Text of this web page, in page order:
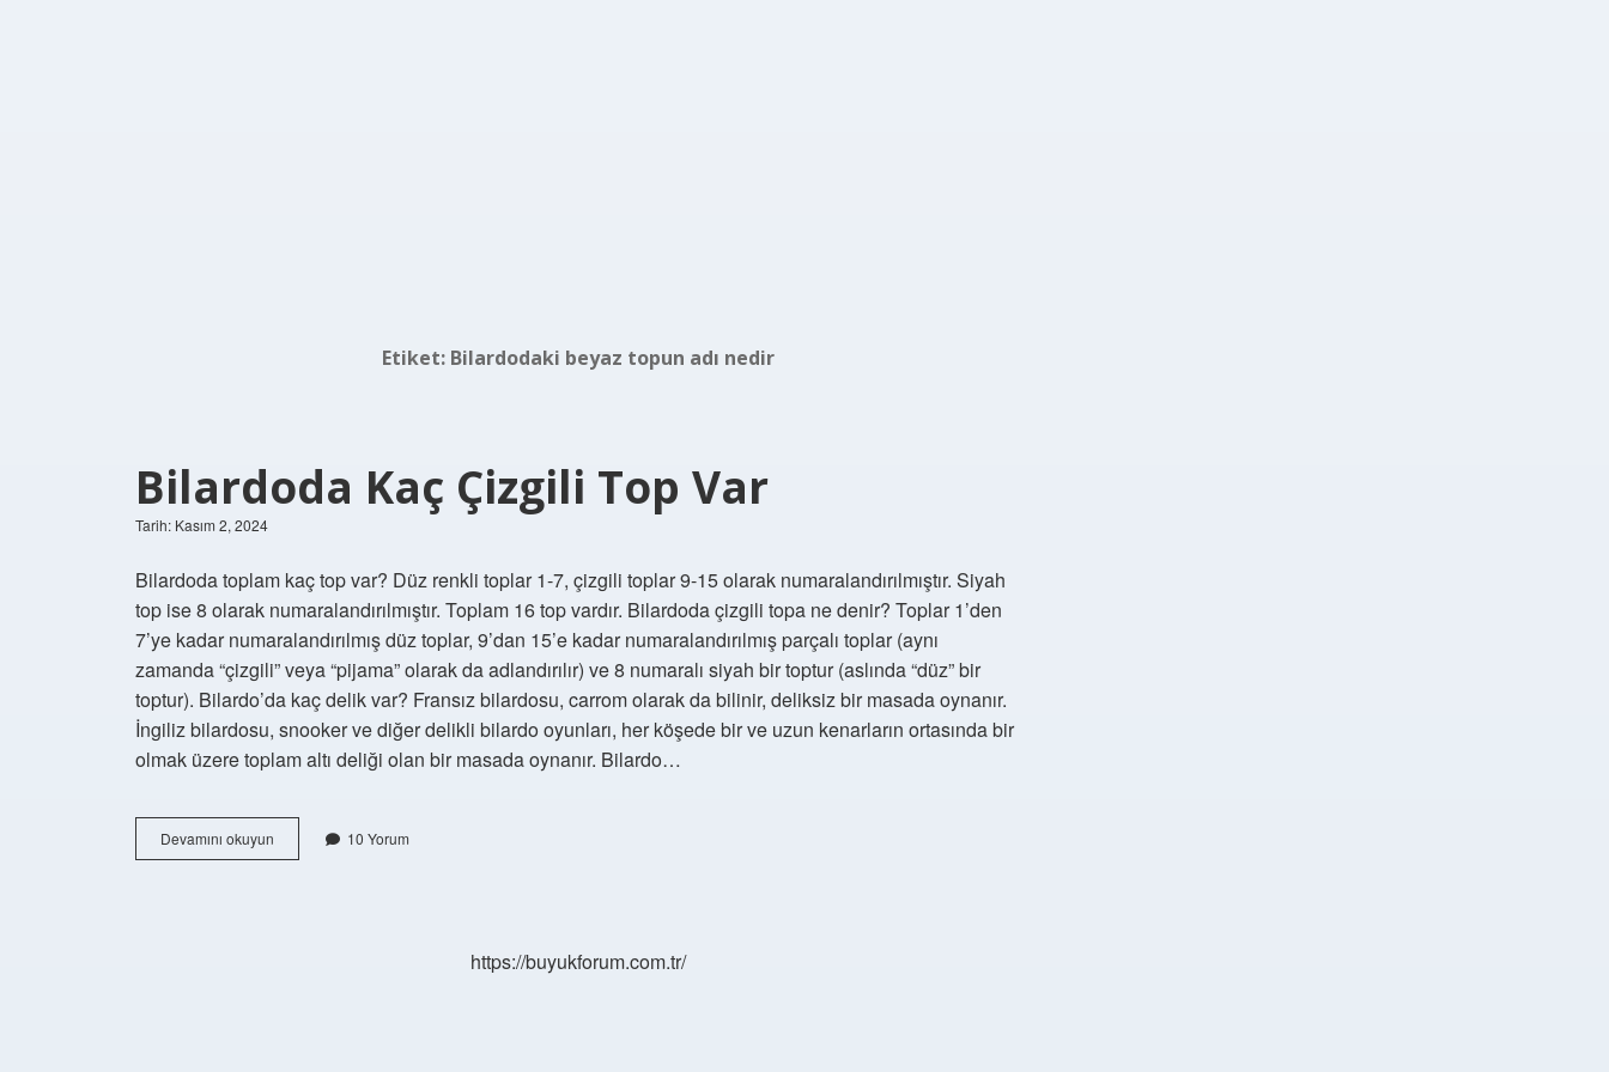
Etiket: Bilardodaki beyaz topun adı nedir
Bilardoda Kaç Çizgili Top Var
Tarih: Kasım 2, 2024
Bilardoda toplam kaç top var? Düz renkli toplar 1-7, çizgili toplar 9-15 olarak numaralandırılmıştır. Siyah
top ise 8 olarak numaralandırılmıştır. Toplam 16 top vardır. Bilardoda çizgili topa ne denir? Toplar 1’den
7’ye kadar numaralandırılmış düz toplar, 9’dan 15’e kadar numaralandırılmış parçalı toplar (aynı
zamanda “çizgili” veya “pijama” olarak da adlandırılır) ve 8 numaralı siyah bir toptur (aslında “düz” bir
toptur). Bilardo’da kaç delik var? Fransız bilardosu, carrom olarak da bilinir, deliksiz bir masada oynanır.
İngiliz bilardosu, snooker ve diğer delikli bilardo oyunları, her köşede bir ve uzun kenarların ortasında bir
olmak üzere toplam altı deliği olan bir masada oynanır. Bilardo…
Devamını okuyun Bilardoda
Kaç
10 Yorum
https://buyukforum.com.tr/